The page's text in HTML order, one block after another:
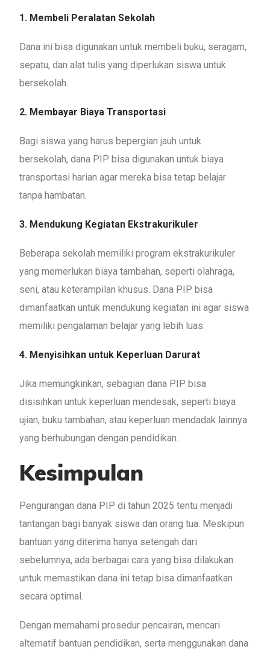
1. Membeli Peralatan Sekolah
Dana ini bisa digunakan untuk membeli buku, seragam,
sepatu, dan alat tulis yang diperlukan siswa untuk
bersekolah.
2. Membayar Biaya Transportasi
Bagi siswa yang harus bepergian jauh untuk
bersekolah, dana PIP bisa digunakan untuk biaya
transportasi harian agar mereka bisa tetap belajar
tanpa hambatan.
3. Mendukung Kegiatan Ekstrakurikuler
Beberapa sekolah memiliki program ekstrakurikuler
yang memerlukan biaya tambahan, seperti olahraga,
seni, atau keterampilan khusus. Dana PIP bisa
dimanfaatkan untuk mendukung kegiatan ini agar siswa
memiliki pengalaman belajar yang lebih luas.
4. Menyisihkan untuk Keperluan Darurat
Jika memungkinkan, sebagian dana PIP bisa
disisihkan untuk keperluan mendesak, seperti biaya
ujian, buku tambahan, atau keperluan mendadak lainnya
yang berhubungan dengan pendidikan.
Kesimpulan
Pengurangan dana PIP di tahun 2025 tentu menjadi
tantangan bagi banyak siswa dan orang tua. Meskipun
bantuan yang diterima hanya setengah dari
sebelumnya, ada berbagai cara yang bisa dilakukan
untuk memastikan dana ini tetap bisa dimanfaatkan
secara optimal.
Dengan memahami prosedur pencairan, mencari
alternatif bantuan pendidikan, serta menggunakan dana